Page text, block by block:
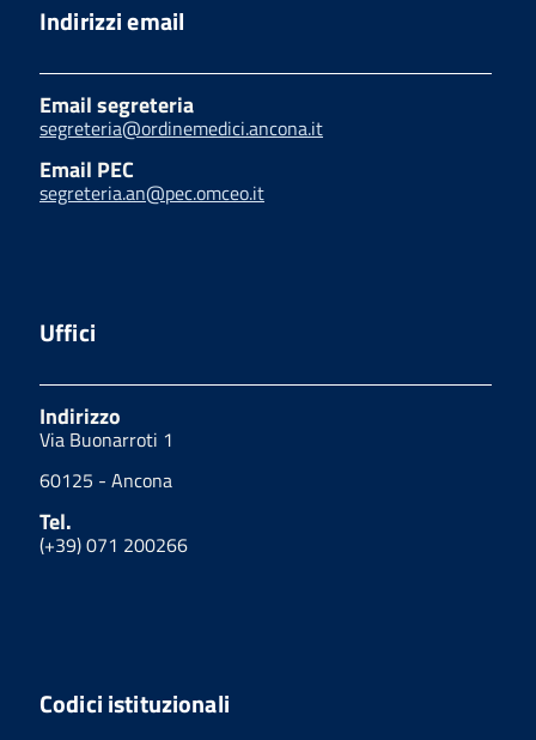
Indirizzi email
Email segreteria
segreteria@ordinemedici.ancona.it
Email PEC
segreteria.an@pec.omceo.it
Uffici
Indirizzo
Via Buonarroti 1
60125 - Ancona
Tel.
(+39) 071 200266
Codici istituzionali